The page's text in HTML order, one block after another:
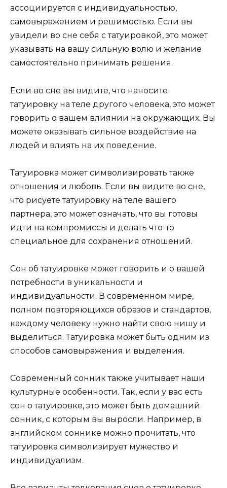
ассоциируется с индивидуальностью,
самовыражением и решимостью. Если вы
увидели во сне себя с татуировкой, это может
указывать на вашу сильную волю и желание
самостоятельно принимать решения.
Если во сне вы видите, что наносите
татуировку на теле другого человека, это может
говорить о вашем влиянии на окружающих. Вы
можете оказывать сильное воздействие на
людей и влиять на их поведение.
Татуировка может символизировать также
отношения и любовь. Если вы видите во сне,
что рисуете татуировку на теле вашего
партнера, это может означать, что вы готовы
идти на компромиссы и делать что-то
специальное для сохранения отношений.
Сон об татуировке может говорить и о вашей
потребности в уникальности и
индивидуальности. В современном мире,
полном повторяющихся образов и стандартов,
каждому человеку нужно найти свою нишу и
выделиться. Татуировка может быть одним из
способов самовыражения и выделения.
Современный сонник также учитывает наши
культурные особенности. Так, если у вас есть
сон о татуировке, это может быть домашний
сонник, с которым вы выросли. Например, в
английском соннике можно прочитать, что
татуировка символизирует мужество и
индивидуализм.